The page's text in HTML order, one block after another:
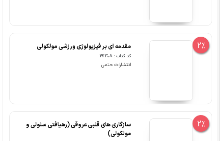
2% مقدمه ای بر فیزیولوژی ورزشی مولکولی
کد کتاب : 191308
انتشارات حتمی
2%
سازگاری های قلبی عروقی (رهیافتی سلولی و
مولکولی)